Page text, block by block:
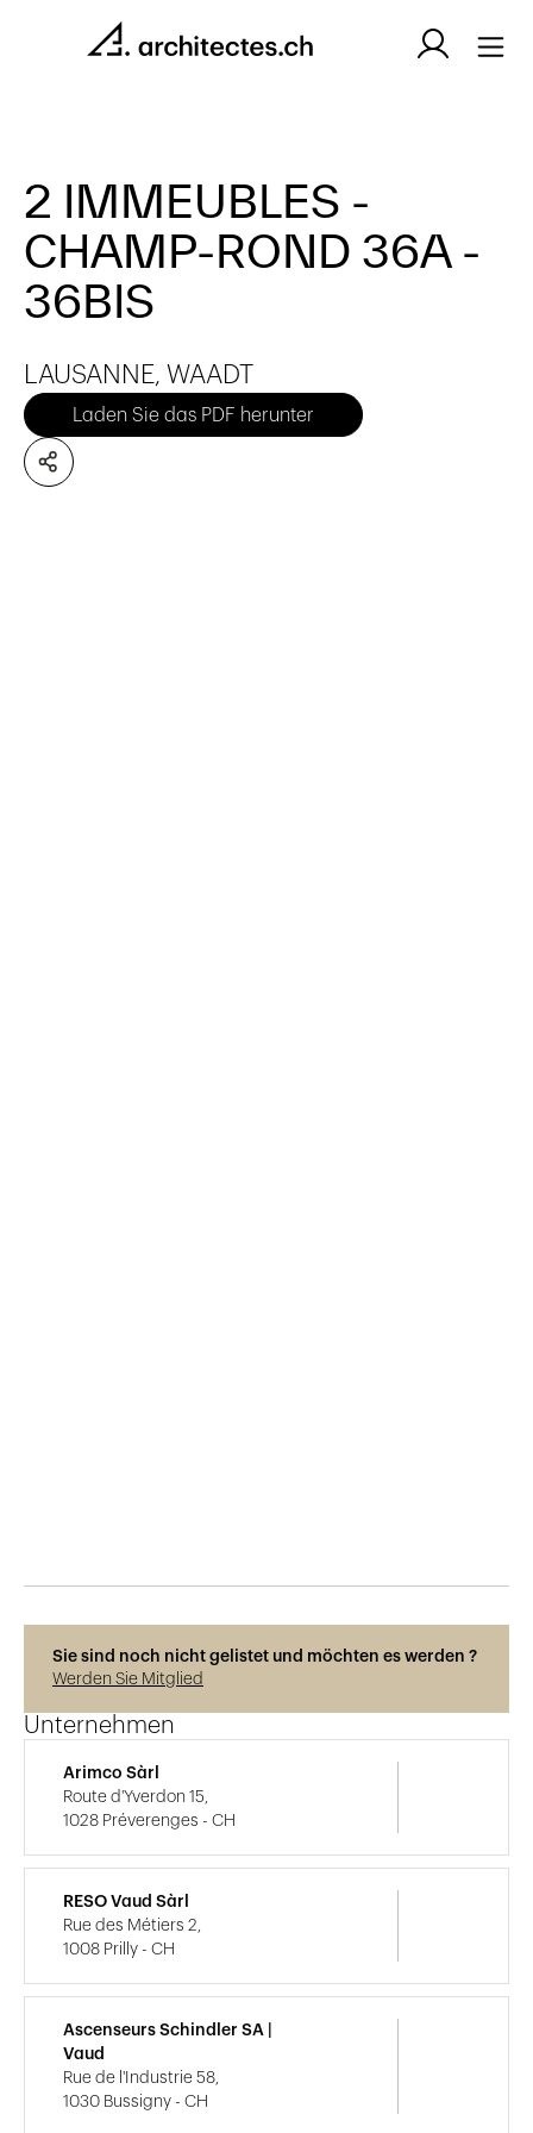
2 IMMEUBLES -
CHAMP-ROND 36A -
36BIS
LAUSANNE, WAADT
Laden Sie das PDF herunter
Sie sind noch nicht gelistet und möchten es werden ?
Werden Sie Mitglied
Unternehmen
Arimco Sàrl
Route d'Yverdon 15,
1028 Préverenges - CH
RESO Vaud Sàrl
Rue des Métiers 2,
1008 Prilly - CH
Ascenseurs Schindler SA |
Vaud
Rue de l'Industrie 58,
1030 Bussigny - CH